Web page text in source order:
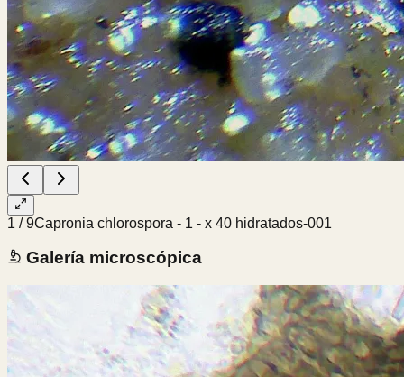
1 /9Capronia chlorospora - 1 - x 40 hidratados-001
Galería microscópica